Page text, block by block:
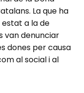
La que ha
a la de
van denunciar
dones per causa
al social i al